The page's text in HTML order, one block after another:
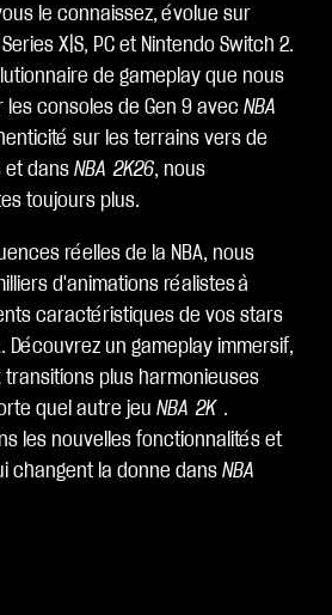
le connaissez, évolue sur
X|S, PC et Nintendo Switch 2.
de gameplay que nous
consoles de Gen 9 avec NBA
sur les terrains vers de
et dans NBA 2K26, nous
toujours plus.
réelles de la NBA, nous
d'animations réalistes à
caractéristiques de vos stars
Découvrez un gameplay immersif,
plus harmonieuses
quel autre jeu NBA 2K .
les nouvelles fonctionnalités et
changent la donne dans NBA